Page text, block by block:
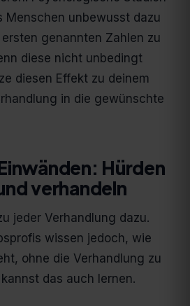
Menschen unbewusst dazu
genannten Zahlen zu
diese nicht unbedingt
diesen Effekt zu deinem
in die gewünschte
Hürden
verhandeln
jeder Verhandlung dazu.
wissen jedoch, wie
ohne die Verhandlung zu
das auch lernen.